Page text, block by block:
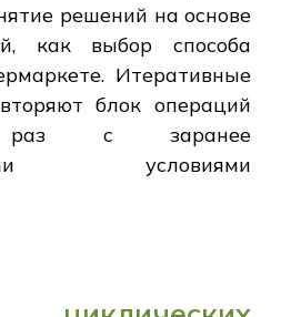
решений на основе
как выбор способа
Итеративные
блок операций
раз с заранее
условиями